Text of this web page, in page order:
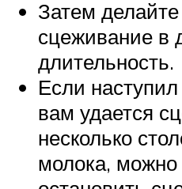
Затем
сцеживание в
длительность.
Если
вам удается
несколько
молока, можно